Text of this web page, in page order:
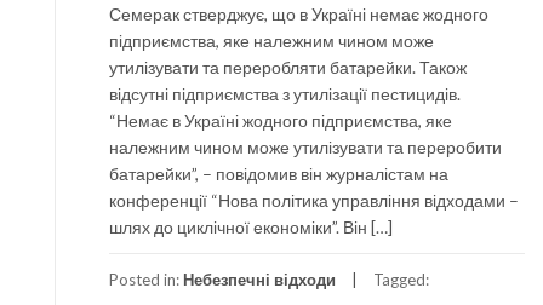
Семерак стверджує, що в Україні немає жодного
підприємства, яке належним чином може
утилізувати та переробляти батарейки. Також
відсутні підприємства з утилізації пестицидів.
“Немає в Україні жодного підприємства, яке
належним чином може утилізувати та переробити
батарейки”, – повідомив він журналістам на
конференції “Нова політика управління відходами –
шлях до циклічної економіки”. Він […]
Posted in: Небезпечні відходи Tagged: